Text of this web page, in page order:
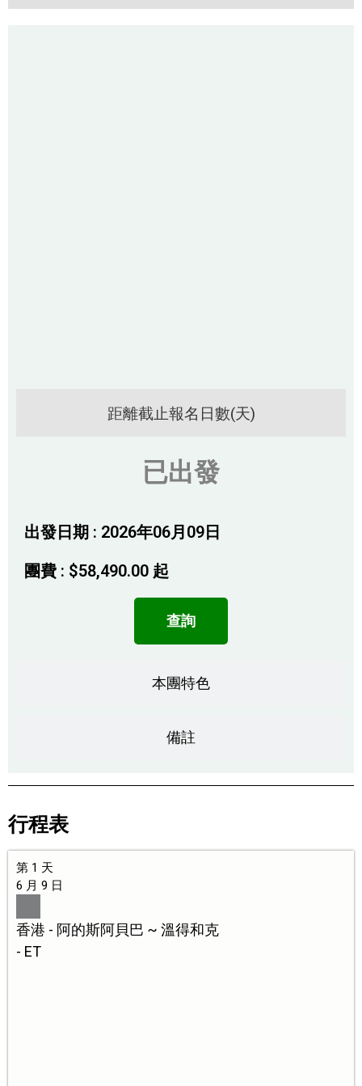
距離截止報名日數(天)
已出發
出發日期 : 2026年06月09日
團費 : $58,490.00 起
查詢
本團特色
備註
行程表
第 1 天
6 月 9 日
香港 - 阿的斯阿貝巴 ~ 溫得和克
- ET